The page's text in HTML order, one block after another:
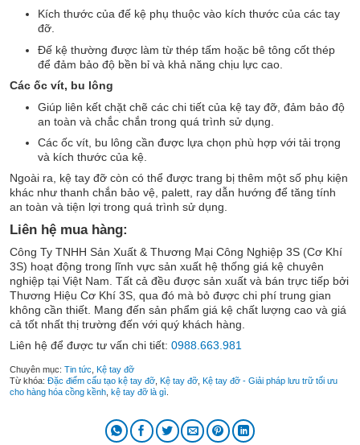
Kích thước của đế kệ phụ thuộc vào kích thước của các tay
đỡ.
Đế kệ thường được làm từ thép tấm hoặc bê tông cốt thép
để đảm bảo độ bền bỉ và khả năng chịu lực cao.
Các ốc vít, bu lông
Giúp liên kết chặt chẽ các chi tiết của kệ tay đỡ, đảm bảo độ
an toàn và chắc chắn trong quá trình sử dụng.
Các ốc vít, bu lông cần được lựa chọn phù hợp với tải trọng
và kích thước của kệ.
Ngoài ra, kệ tay đỡ còn có thể được trang bị thêm một số phụ kiện
khác như thanh chắn bảo vệ, palett, ray dẫn hướng để tăng tính
an toàn và tiện lợi trong quá trình sử dụng.
Liên hệ mua hàng:
Công Ty TNHH Sản Xuất & Thương Mại Công Nghiệp 3S (Cơ Khí
3S) hoạt động trong lĩnh vực sản xuất hệ thống giá kệ chuyên
nghiệp tại Việt Nam. Tất cả đều được sản xuất và bán trực tiếp bởi
Thương Hiệu Cơ Khí 3S, qua đó mà bỏ được chi phí trung gian
không cần thiết. Mang đến sản phẩm giá kệ chất lượng cao và giá
cả tốt nhất thị trường đến với quý khách hàng.
Liên hệ để được tư vấn chi tiết: 0988.663.981
Chuyên mục: Tin tức, Kệ tay đỡ
Từ khóa: Đặc điểm cấu tạo kệ tay đỡ, Kệ tay đỡ, Kệ tay đỡ - Giải pháp lưu trữ tối ưu
cho hàng hóa cồng kềnh, kệ tay đỡ là gì.